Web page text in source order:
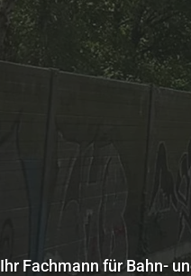
Ihr Fachmann für Bahn-